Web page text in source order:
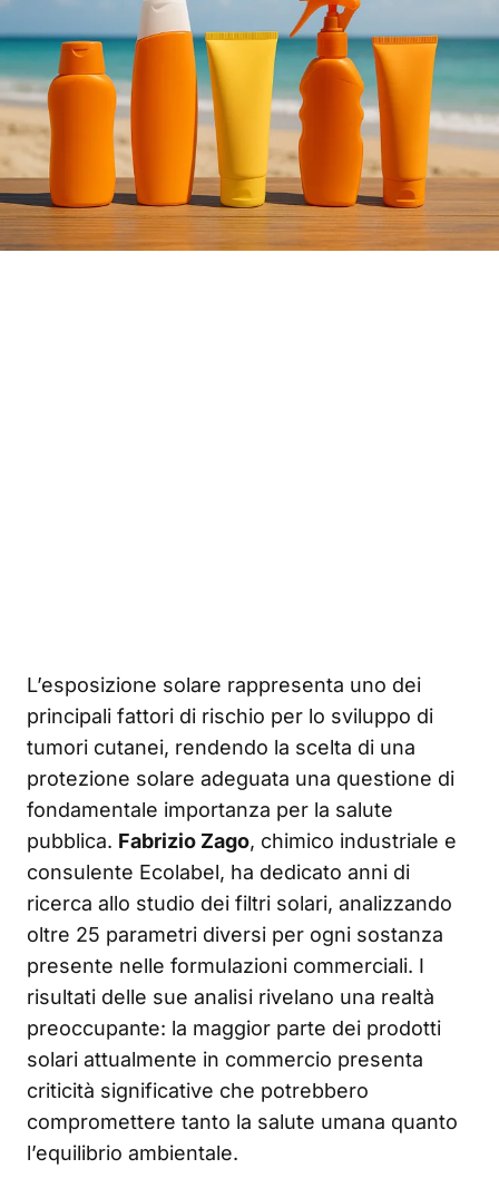
L’esposizione solare rappresenta uno dei
principali fattori di rischio per lo sviluppo di
tumori cutanei, rendendo la scelta di una
protezione solare adeguata una questione di
fondamentale importanza per la salute
pubblica. Fabrizio Zago, chimico industriale e
consulente Ecolabel, ha dedicato anni di
ricerca allo studio dei filtri solari, analizzando
oltre 25 parametri diversi per ogni sostanza
presente nelle formulazioni commerciali. I
risultati delle sue analisi rivelano una realtà
preoccupante: la maggior parte dei prodotti
solari attualmente in commercio presenta
criticità significative che potrebbero
compromettere tanto la salute umana quanto
l’equilibrio ambientale.